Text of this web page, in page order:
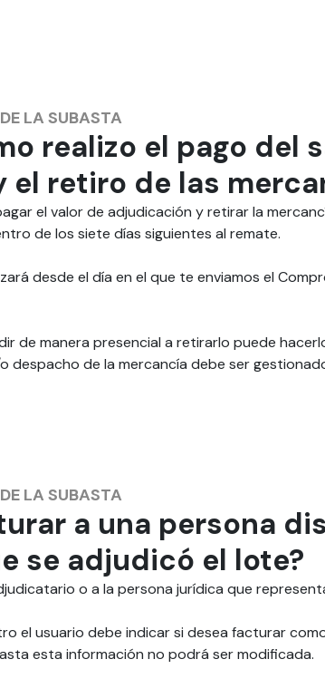
LA SUBASTA
realizo el pago del
retiro de las
el valor de adjudicación y retirar la
de los siete días siguientes al remate.
desde el día en el que te enviamos el
de manera presencial a retirarlo puede
despacho de la mercancía debe ser
LA SUBASTA
a una persona
se adjudicó el lote?
o a la persona jurídica que
el usuario debe indicar si desea facturar
esta información no podrá ser modificada.